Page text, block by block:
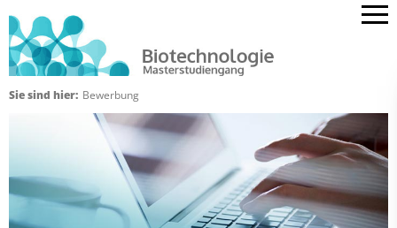
Sie sind hier: Bewerbung